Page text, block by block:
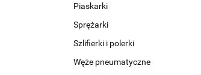
Piaskarki
Sprężarki
Szlifierki i polerki
Węże pneumatyczne